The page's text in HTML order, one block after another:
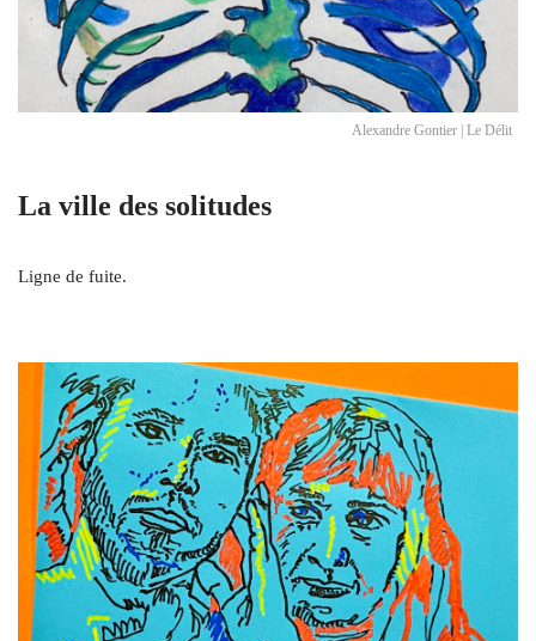
Alexandre Gontier | Le Délit
La ville des solitudes
Ligne de fuite.